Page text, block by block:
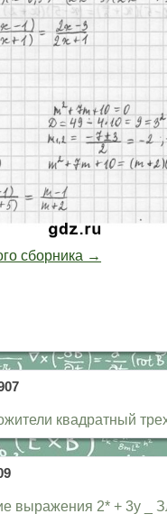
сборника →
выражения 2* + 3у _